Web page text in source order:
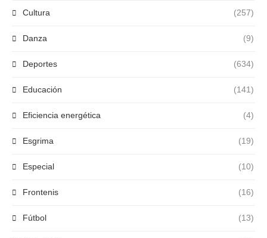
Cultura (257)
Danza (9)
Deportes (634)
Educación (141)
Eficiencia energética (4)
Esgrima (19)
Especial (10)
Frontenis (16)
Fútbol (13)